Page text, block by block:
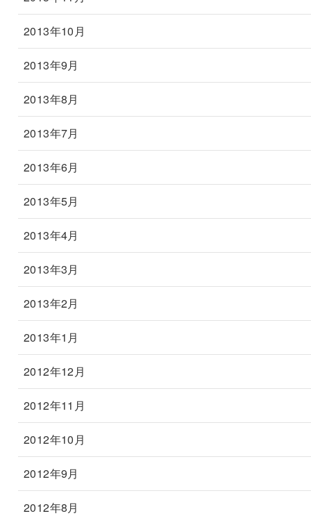
2013年10月
2013年9月
2013年8月
2013年7月
2013年6月
2013年5月
2013年4月
2013年3月
2013年2月
2013年1月
2012年12月
2012年11月
2012年10月
2012年9月
2012年8月